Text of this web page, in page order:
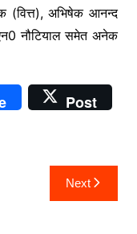
(वित्त), अभिषेक आनन्द
नौटियाल समेत अनेक
Post
Next